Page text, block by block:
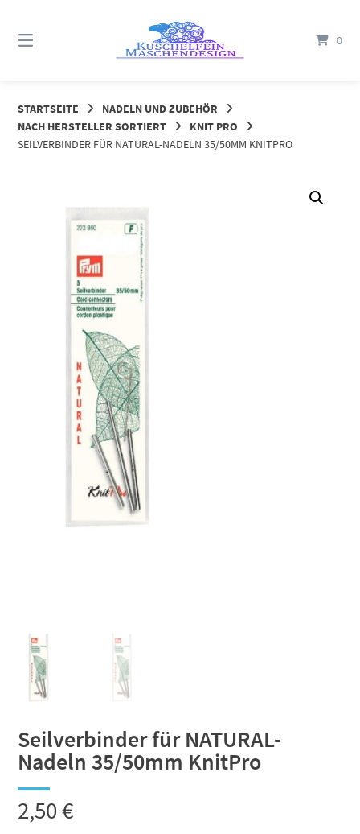
Inhalt
0
STARTSEITE
NADELN UND ZUBEHÖR
NACH HERSTELLER SORTIERT
KNIT PRO
SEILVERBINDER FÜR NATURAL-NADELN 35/50MM KNITPRO
Seilverbinder für NATURAL-
Nadeln 35/50mm KnitPro
2,50€